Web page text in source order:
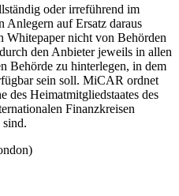
oder irreführend im
Anlegern auf Ersatz daraus
Whitepaper nicht von Behörden
den Anbieter jeweils in allen
Behörde zu hinterlegen, in dem
sein soll. MiCAR ordnet
des Heimatmitgliedstaates des
Finanzkreisen
sind.